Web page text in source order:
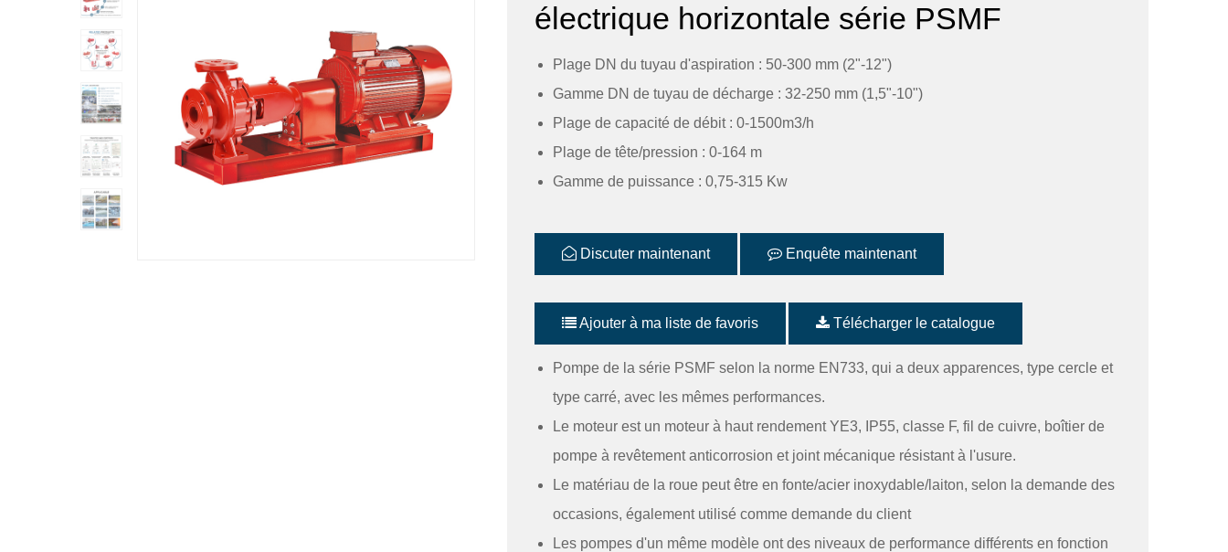
électrique horizontale série PSMF
Plage DN du tuyau d'aspiration : 50-300 mm (2"-12")
Gamme DN de tuyau de décharge : 32-250 mm (1,5"-10")
Plage de capacité de débit : 0-1500m3/h
Plage de tête/pression : 0-164 m
Gamme de puissance : 0,75-315 Kw
Discuter maintenant Enquête maintenant
Ajouter à ma liste de favoris Télécharger le catalogue
Pompe de la série PSMF selon la norme EN733, qui a deux apparences, type cercle et
type carré, avec les mêmes performances.
Le moteur est un moteur à haut rendement YE3, IP55, classe F, fil de cuivre, boîtier de
pompe à revêtement anticorrosion et joint mécanique résistant à l'usure.
Le matériau de la roue peut être en fonte/acier inoxydable/laiton, selon la demande des
occasions, également utilisé comme demande du client
Les pompes d'un même modèle ont des niveaux de performance différents en fonction